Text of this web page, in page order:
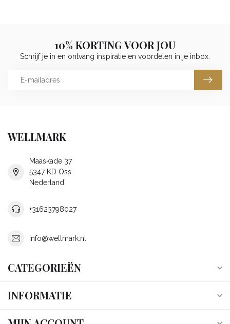
10% KORTING VOOR JOU
Schrijf je in en ontvang inspiratie en voordelen in je inbox.
WELLMARK
Maaskade 37
5347 KD Oss
Nederland
+31623798027
info@wellmark.nl
CATEGORIEËN
INFORMATIE